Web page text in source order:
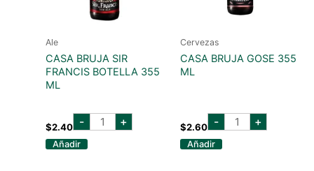
Ale
CASA BRUJA SIR
FRANCIS BOTELLA 355
ML
$2.40 - casa
bruja +
Añadir
Cervezas
CASA BRUJA GOSE 355
ML
$2.60 - casa
bruja +
Añadir